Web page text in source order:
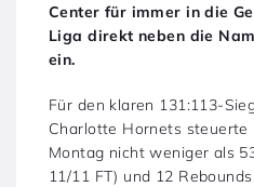
Center für immer in die
Liga direkt neben die
ein.
Für den klaren 131:113-
Charlotte Hornets steuerte
Montag nicht weniger als
11/11 FT) und 12